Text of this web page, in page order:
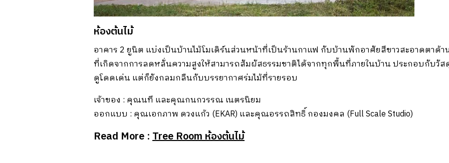
ห้องต้นไม้
อาคาร 2 ยูนิต แบ่งเป็นบ้านไม้โมเดิร์นส่วนหน้าที่เป็นร้านกาแฟ กับบ้านพักอาศัยสีขาวสะอาดตาด้
ที่เกิดจากการลดหลั่นความสูงให้สามารถสัมผัสธรรมชาติได้จากทุกพื้นที่ภายในบ้าน ประกอบกับวัส
ดูโดดเด่น แต่ก็ยังกลมกลืนกับบรรยากาศร่มไม้ที่รายรอบ
เจ้าของ : คุณนที และคุณกนกวรรณ เนตรนิยม
ออกแบบ : คุณเอกภาพ ดวงแก้ว (EKAR) และคุณอรรถสิทธิ์ กองมงคล (Full Scale Studio)
Read More :Tree Room ห้องต้นไม้